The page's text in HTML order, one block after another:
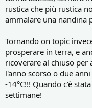
rustica che più rustica
ammalare una nandina
Tornando on topic
prosperare in terra, e
ricoverare al chiuso per
l'anno scorso o due
-14°C!!! Quando c'è
settimane!